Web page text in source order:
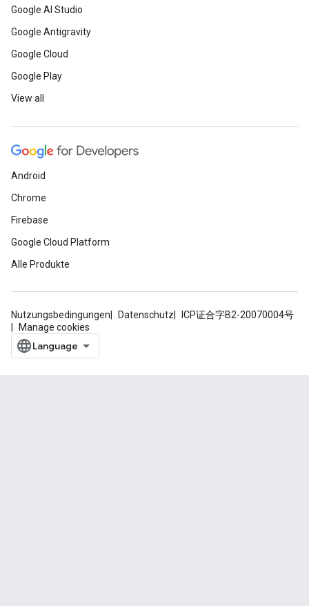
Google AI Studio
Google Antigravity
Google Cloud
Google Play
View all
Android
Chrome
Firebase
Google Cloud Platform
Alle Produkte
Nutzungsbedingungen Datenschutz
ICP证合字B2-20070004号
Manage cookies